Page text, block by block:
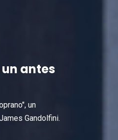
antes
un
Gandolfini.